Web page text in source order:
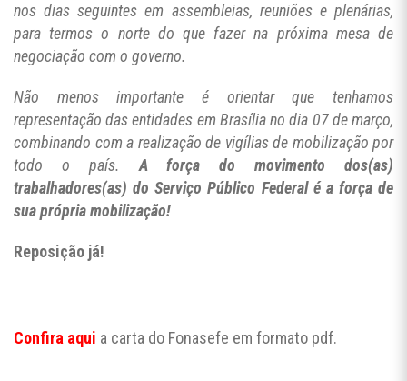
nos dias seguintes em assembleias, reuniões e plenárias,
para termos o norte do que fazer na próxima mesa de
negociação com o governo.
Não menos importante é orientar que tenhamos
representação das entidades em Brasília no dia 07 de março,
combinando com a realização de vigílias de mobilização por
todo o país. A força do movimento dos(as)
trabalhadores(as) do Serviço Público Federal é a força de
sua própria mobilização!
Reposição já!
Confira aqui a carta do Fonasefe em formato pdf.